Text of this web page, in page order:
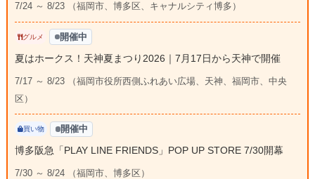
7/24 ～ 8/23 （福岡市、博多区、キャナルシティ博多）
グルメ 開催中
夏はホークス！天神夏まつり2026｜7月17日から天神で開催
7/17 ～ 8/23 （福岡市役所西側ふれあい広場、天神、福岡市、中央
区）
買い物 開催中
博多阪急「PLAY LINE FRIENDS」POP UP STORE 7/30開幕
7/30 ～ 8/24 （福岡市、博多区）